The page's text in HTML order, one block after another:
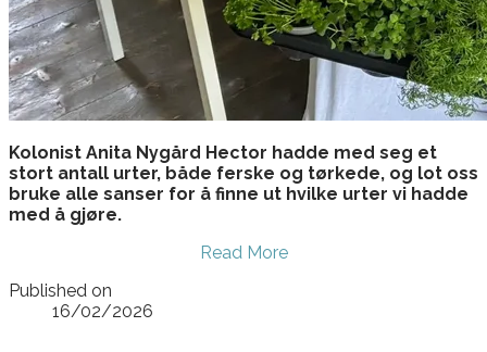
Kolonist Anita Nygård Hector hadde med seg et
stort antall urter, både ferske og tørkede, og lot oss
bruke alle sanser for å finne ut hvilke urter vi hadde
med å gjøre.
Read More
Published on
16/02/2026